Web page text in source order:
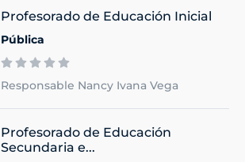
Profesorado de Educación Inicial
Pública
Responsable Nancy Ivana Vega
Profesorado de Educación
Secundaria e...